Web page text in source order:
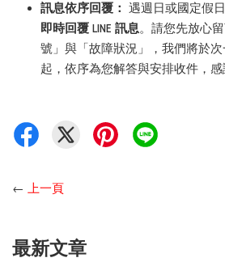
訊息依序回覆： 遇週日或國定假
即時回覆 LINE 訊息。請您先放心
號」與「故障狀況」，我們將於
起，依序為您解答與安排收件，感
← 上一頁
最新文章